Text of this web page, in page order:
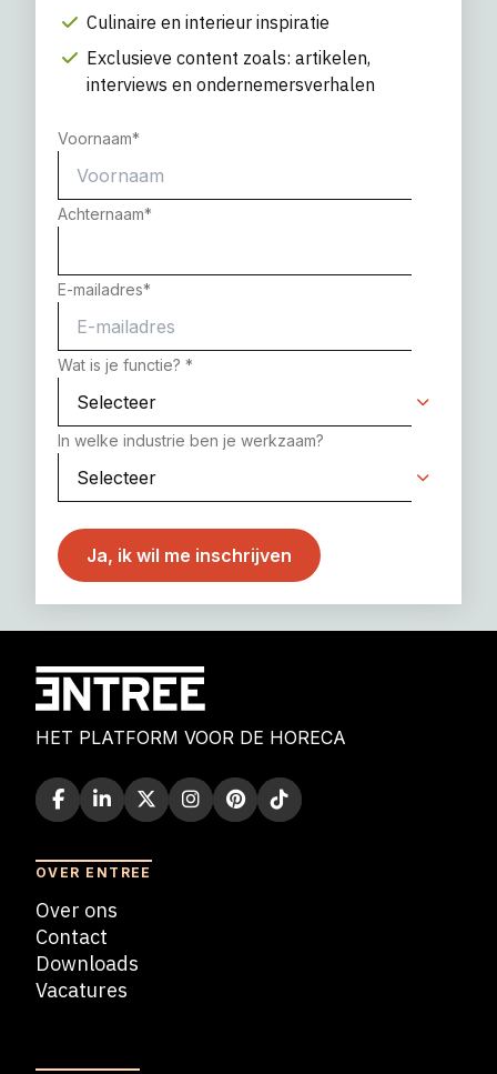
Culinaire en interieur inspiratie
Exclusieve content zoals: artikelen,
interviews en ondernemersverhalen
Voornaam*
Achternaam*
E-mailadres*
Wat is je functie? *
In welke industrie ben je werkzaam?
HET PLATFORM VOOR DE HORECA
OVER ENTREE
Over ons
Contact
Downloads
Vacatures